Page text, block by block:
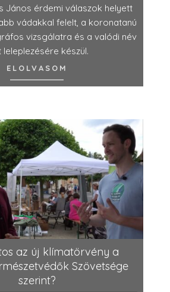
János érdemi válaszok helyett
vádakkal felelt, a koronatanú
vizsgálatra és a valódi név
leleplezésére készül.
ELOLVASOM
az új klímatörvény a
Szövetsége
szerint?